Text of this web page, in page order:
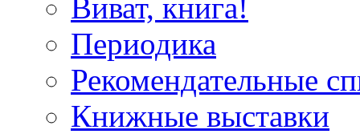
Виват, книга!
Периодика
Рекомендательные
Книжные выставки